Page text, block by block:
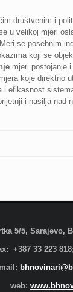
društvenim i
u velikoj mjeri
se posebnim
koji se
mjeri postojanje i
koje direktno
efikasnost
i nasilja nad
5/5, Sarajevo,
+387 33 223
web: